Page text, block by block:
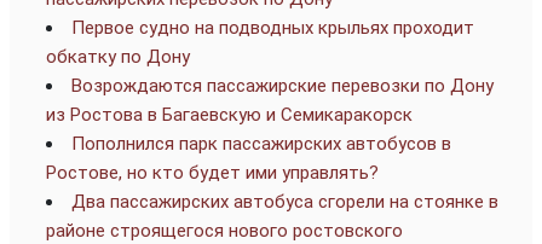
Первое судно на подводных крыльях проходит
обкатку по Дону
Возрождаются пассажирские перевозки по Дону
из Ростова в Багаевскую и Семикаракорск
Пополнился парк пассажирских автобусов в
Ростове, но кто будет ими управлять?
Два пассажирских автобуса сгорели на стоянке в
районе строящегося нового ростовского